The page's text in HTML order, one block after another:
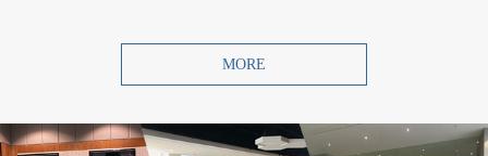
MORE